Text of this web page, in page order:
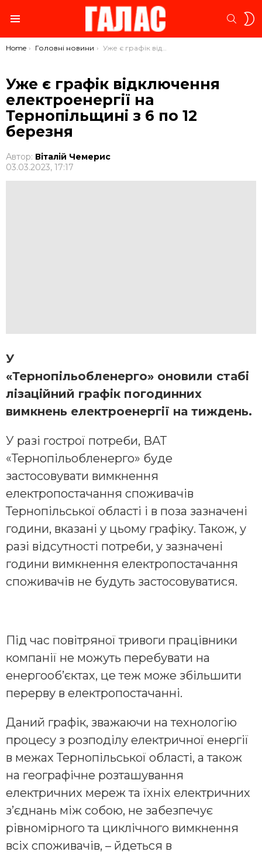
You are here:
Home Головні новини Уже є графік відключення електроенергії на Тернопільщині з 6 по 12 березня
Уже є графік відключення
електроенергії на
Тернопільщині з 6 по 12
березня
Автор: Віталій Чемерис
03.03.2023, 17:17
У
«Тернопільобленерго» оновили стабі
лізаційний графік погодинних
вимкнень електроенергії на тиждень.
У разі гострої потреби, ВАТ
«Тернопільобленерго» буде
застосовувати вимкнення
електропостачання споживачів
Тернопільської області і в поза зазначені
години, вказані у цьому графіку. Також, у
разі відсутності потреби, у зазначені
години вимкнення електропостачання
споживачів не будуть застосовуватися.
Під час повітряної тривоги працівники
компанії не можуть перебувати на
енергооб’єктах, це теж може збільшити
перерву в електропостачанні.
Даний графік, зважаючи на технологію
процесу з розподілу електричної енергії
в межах Тернопільської області, а також
на географічне розташування
електричних мереж та їхніх електричних
з’єднань між собою, не забезпечує
рівномірного та циклічного вимкнення
всіх споживачів, – йдеться в